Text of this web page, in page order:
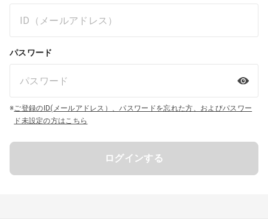
パスワード
※ご登録のID(メールアドレス）、パスワードを忘れた方、およびパスワー
ド未設定の方はこちら
ログインする